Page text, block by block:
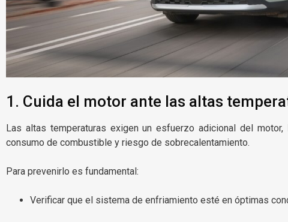
1. Cuida el motor ante las altas
Las altas temperaturas exigen un esfuerzo adicional del
consumo de combustible y riesgo de sobrecalentamiento.
Para prevenirlo es fundamental:
Verificar que el sistema de enfriamiento esté en óptimas